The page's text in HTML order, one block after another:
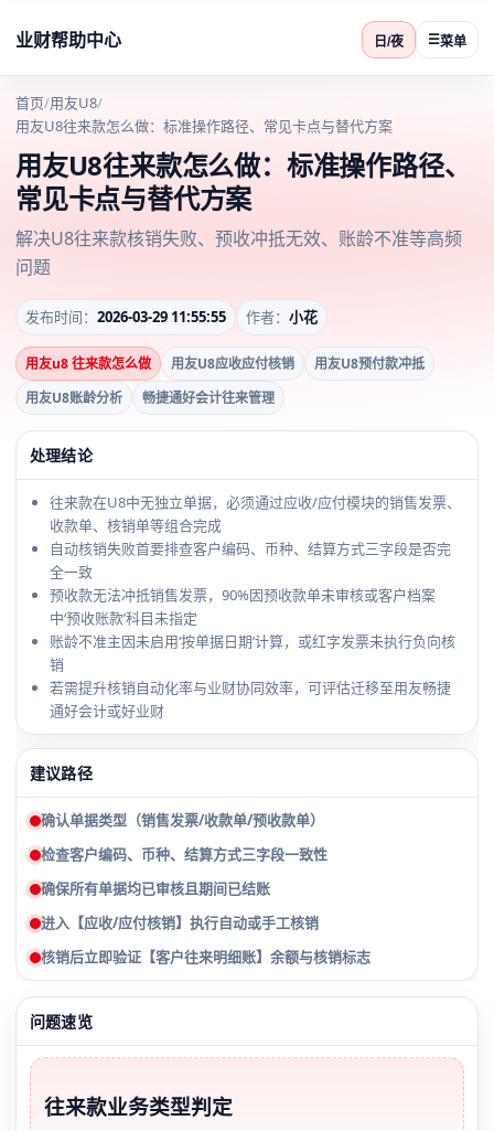
业财帮助中心 日/夜 ☰菜单
首页/用友U8/
用友U8往来款怎么做：标准操作路径、常见卡点与替代方案
用友U8往来款怎么做：标准操作路径、
常见卡点与替代方案
解决U8往来款核销失败、预收冲抵无效、账龄不准等高频
问题
发布时间： 2026-03-29 11:55:55 作者： 小花
用友u8 往来款怎么做 用友U8应收应付核销
用友U8预付款冲抵
用友U8账龄分析
畅捷通好会计往来管理
处理结论
往来款在U8中无独立单据，必须通过应收/应付模块的销售发票、
收款单、核销单等组合完成
自动核销失败首要排查客户编码、币种、结算方式三字段是否完
全一致
预收款无法冲抵销售发票，90%因预收款单未审核或客户档案
中‘预收账款’科目未指定
账龄不准主因未启用‘按单据日期’计算，或红字发票未执行负向核
销
若需提升核销自动化率与业财协同效率，可评估迁移至用友畅捷
通好会计或好业财
建议路径
确认单据类型（销售发票/收款单/预收款单）
检查客户编码、币种、结算方式三字段一致性
确保所有单据均已审核且期间已结账
进入【应收/应付核销】执行自动或手工核销
核销后立即验证【客户往来明细账】余额与核销标志
问题速览
往来款业务类型判定